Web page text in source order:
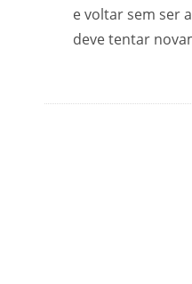
e voltar sem ser
deve tentar